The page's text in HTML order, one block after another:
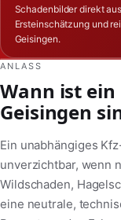
Schadenbilder direkt
Ersteinschätzung und
Geisingen.
ANLASS
Wann ist
Geisingen
Ein unabhängiges
unverzichtbar, wenn
Wildschaden,
eine neutrale,